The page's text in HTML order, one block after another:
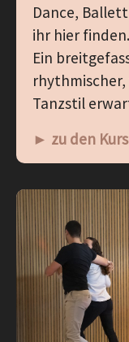
Dance,
ihr hier
Ein
Tanzstil
► zu den